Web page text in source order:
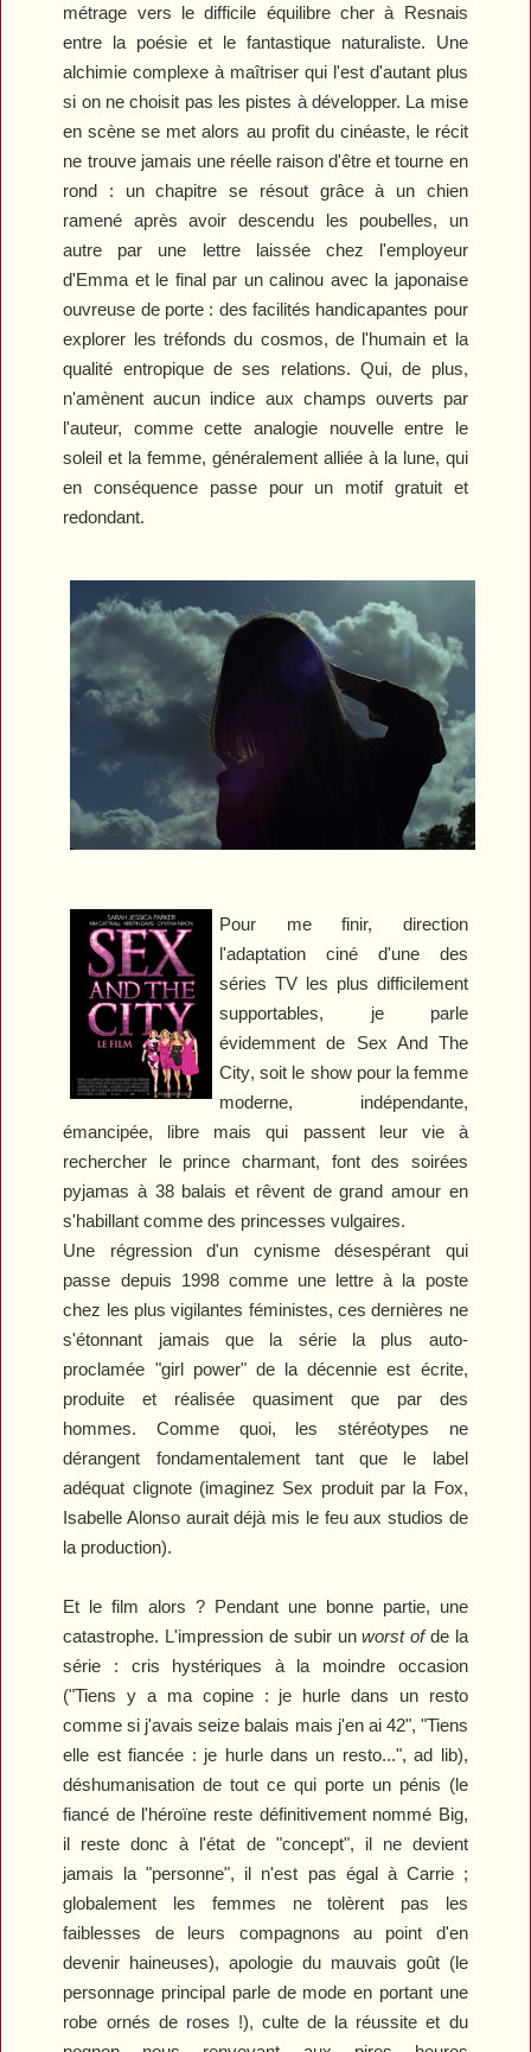
métrage vers le difficile équilibre cher à Resnais
entre la poésie et le fantastique naturaliste. Une
alchimie complexe à maîtriser qui l'est d'autant plus
si on ne choisit pas les pistes à développer. La mise
en scène se met alors au profit du cinéaste, le récit
ne trouve jamais une réelle raison d'être et tourne en
rond : un chapitre se résout grâce à un chien
ramené après avoir descendu les poubelles, un
autre par une lettre laissée chez l'employeur
d'Emma et le final par un calinou avec la japonaise
ouvreuse de porte : des facilités handicapantes pour
explorer les tréfonds du cosmos, de l'humain et la
qualité entropique de ses relations. Qui, de plus,
n'amènent aucun indice aux champs ouverts par
l'auteur, comme cette analogie nouvelle entre le
soleil et la femme, généralement alliée à la lune, qui
en conséquence passe pour un motif gratuit et
redondant.
Pour me finir, direction
l'adaptation ciné d'une des
séries TV les plus difficilement
supportables, je parle
évidemment de Sex And The
City, soit le show pour la femme
moderne, indépendante,
émancipée, libre mais qui passent leur vie à
rechercher le prince charmant, font des soirées
pyjamas à 38 balais et rêvent de grand amour en
s'habillant comme des princesses vulgaires.
Une régression d'un cynisme désespérant qui
passe depuis 1998 comme une lettre à la poste
chez les plus vigilantes féministes, ces dernières ne
s'étonnant jamais que la série la plus auto-
proclamée "girl power" de la décennie est écrite,
produite et réalisée quasiment que par des
hommes. Comme quoi, les stéréotypes ne
dérangent fondamentalement tant que le label
adéquat clignote (imaginez Sex produit par la Fox,
Isabelle Alonso aurait déjà mis le feu aux studios de
la production).
Et le film alors ? Pendant une bonne partie, une
catastrophe. L'impression de subir unworst ofde la
série : cris hystériques à la moindre occasion
("Tiens y a ma copine : je hurle dans un resto
comme si j'avais seize balais mais j'en ai 42", "Tiens
elle est fiancée : je hurle dans un resto...", ad lib),
déshumanisation de tout ce qui porte un pénis (le
fiancé de l'héroïne reste définitivement nommé Big,
il reste donc à l'état de "concept", il ne devient
jamais la "personne", il n'est pas égal à Carrie ;
globalement les femmes ne tolèrent pas les
faiblesses de leurs compagnons au point d'en
devenir haineuses), apologie du mauvais goût (le
personnage principal parle de mode en portant une
robe ornés de roses !), culte de la réussite et du